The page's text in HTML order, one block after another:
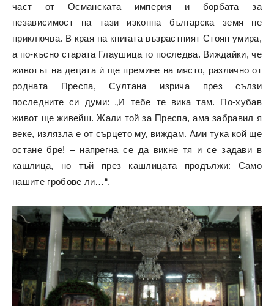
част от Османската империя и борбата за
независимост на тази изконна българска земя не
приключва. В края на книгата възрастният Стоян умира,
а по-късно старата Глаушица го последва. Виждайки, че
животът на децата ѝ ще премине на място, различно от
родната Преспа, Султана изрича през сълзи
последните си думи: „И тебе те вика там. По-хубав
живот ще живейш. Жали той за Преспа, ама забравил я
веке, излязла е от сърцето му, виждам. Ами тука кой ще
остане бре! – напрегна се да викне тя и се задави в
кашлица, но тъй през кашлицата продължи: Само
нашите гробове ли…“.